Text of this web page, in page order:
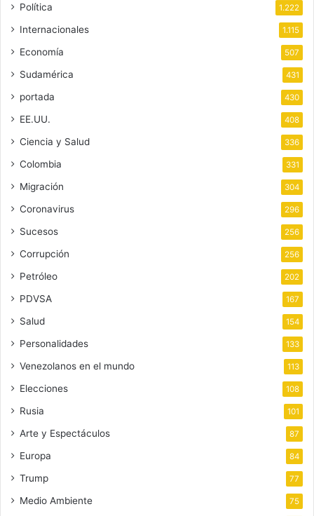
Política 1.222
Internacionales 1.115
Economía 507
Sudamérica 431
portada 430
EE.UU. 408
Ciencia y Salud 336
Colombia 331
Migración 304
Coronavirus 296
Sucesos 256
Corrupción 256
Petróleo 202
PDVSA 167
Salud 154
Personalidades 133
Venezolanos en el mundo 113
Elecciones 108
Rusia 101
Arte y Espectáculos 87
Europa 84
Trump 77
Medio Ambiente 75